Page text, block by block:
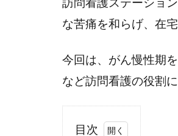
な苦痛を和らげ、在
今回は、がん慢性期
など訪問看護の役割
目次